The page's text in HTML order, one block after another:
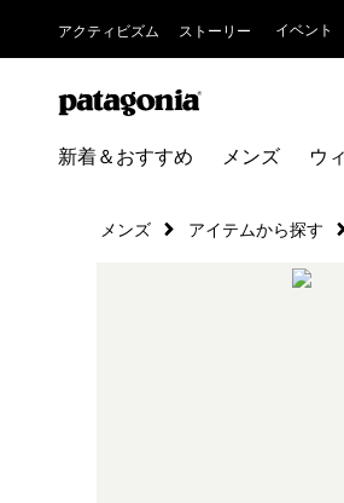
アクティビズム ストーリー イベント
新着＆おすすめ メンズ ウ
メンズ アイテムから探す